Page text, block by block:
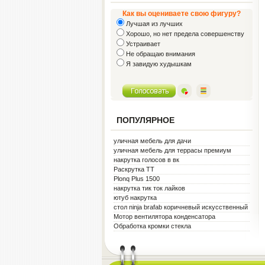
Как вы оцениваете свою фигуру?
Лучшая из лучших
Хорошо, но нет предела совершенству
Устраивает
Не обращаю внимания
Я завидую худышкам
ПОПУЛЯРНОЕ
уличная мебель для дачи
уличная мебель для террасы премиум
металл белая
накрутка голосов в вк
Раскрутка ТТ
Plonq Plus 1500
накрутка тик ток лайков
ютуб накрутка
стол ninja brafab коричневый искусственный
ротанг
Мотор вентилятора конденсатора
Обработка кромки стекла